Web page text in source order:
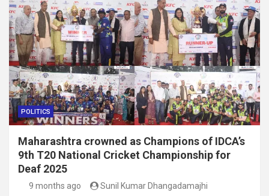
POLITICS
Maharashtra crowned as Champions of IDCA’s
9th T20 National Cricket Championship for
Deaf 2025
9 months ago Sunil Kumar Dhangadamajhi